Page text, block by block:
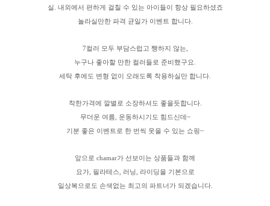
실. 내외에서 편하게 걸칠 수 있는 아이들이 항상 필요하셨죠
놀라실만한 파격 균일가 이벤트 합니다.
7컬러 모두 부담스럽고 쨍하지 않는,
누구나 좋아할 만한 컬러들로 준비했구요.
세탁 후에도 변형 없이 오래도록 착용하실만 합니다.
착한가격에 깔별로 소장하셔도 좋을듯합니다.
무더운 여름, 운동하시기도 힘드신데~
기분 좋은 이벤트로 한 번씩 웃을 수 있는 쇼핑~
앞으로 chamar가 선보이는 상품들과 함께
요가, 필라테스, 러닝, 라이딩을 기본으로
일상복으로도 손색없는 최고의 파트너가 되겠습니다.